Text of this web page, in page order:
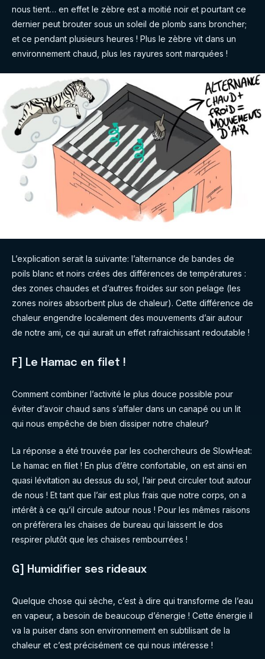
nous tient… en effet le zèbre est a moitié noir et pourtant ce
dernier peut brouter sous un soleil de plomb sans broncher;
et ce pendant plusieurs heures ! Plus le zèbre vit dans un
environnement chaud, plus les rayures sont marquées !
L’explication serait la suivante: l’alternance de bandes de
poils blanc et noirs crées des différences de températures :
des zones chaudes et d’autres froides sur son pelage (les
zones noires absorbent plus de chaleur). Cette différence de
chaleur engendre localement des mouvements d’air autour
de notre ami, ce qui aurait un effet rafraichissant redoutable !
F] Le Hamac en filet !
Comment combiner l’activité le plus douce possible pour
éviter d’avoir chaud sans s’affaler dans un canapé ou un lit
qui nous empêche de bien dissiper notre chaleur?
La réponse a été trouvée par les cochercheurs de SlowHeat:
Le hamac en filet ! En plus d’être confortable, on est ainsi en
quasi lévitation au dessus du sol, l’air peut circuler tout autour
de nous ! Et tant que l’air est plus frais que notre corps, on a
intérêt à ce qu’il circule autour nous ! Pour les mêmes raisons
on préfèrera les chaises de bureau qui laissent le dos
respirer plutôt que les chaises rembourrées !
G] Humidifier ses rideaux
Quelque chose qui sèche, c’est à dire qui transforme de l’eau
en vapeur, a besoin de beaucoup d’énergie ! Cette énergie il
va la puiser dans son environnement en subtilisant de la
chaleur et c’est précisément ce qui nous intéresse !